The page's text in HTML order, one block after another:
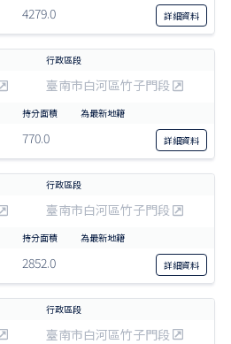
4279.0 詳細資料
臺南市白河區竹子門段
770.0 詳細資料
臺南市白河區竹子門段
2852.0 詳細資料
臺南市白河區竹子門段